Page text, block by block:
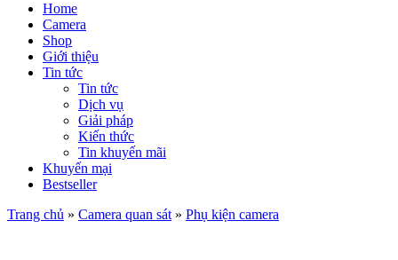
Home
Camera
Shop
Giới thiệu
Tin tức
Tin tức
Dịch vụ
Giải pháp
Kiến thức
Tin khuyến mãi
Khuyến mại
Bestseller
Trang chủ » Camera quan sát » Phụ kiện camera